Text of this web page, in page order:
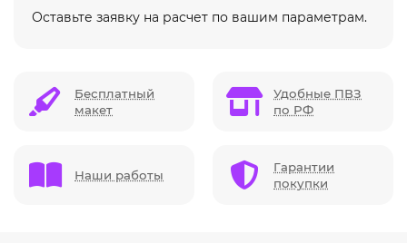
Оставьте заявку на расчет по вашим параметрам.
Бесплатный
макет
Удобные ПВЗ
по РФ
Наши работы
Гарантии
покупки